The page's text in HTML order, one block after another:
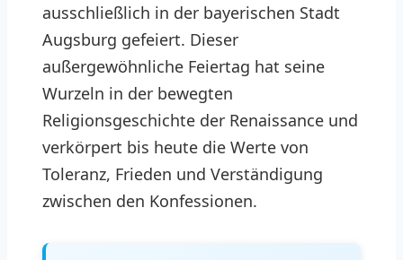
ausschließlich in der bayerischen Stadt
Augsburg gefeiert. Dieser
außergewöhnliche Feiertag hat seine
Wurzeln in der bewegten
Religionsgeschichte der Renaissance und
verkörpert bis heute die Werte von
Toleranz, Frieden und Verständigung
zwischen den Konfessionen.